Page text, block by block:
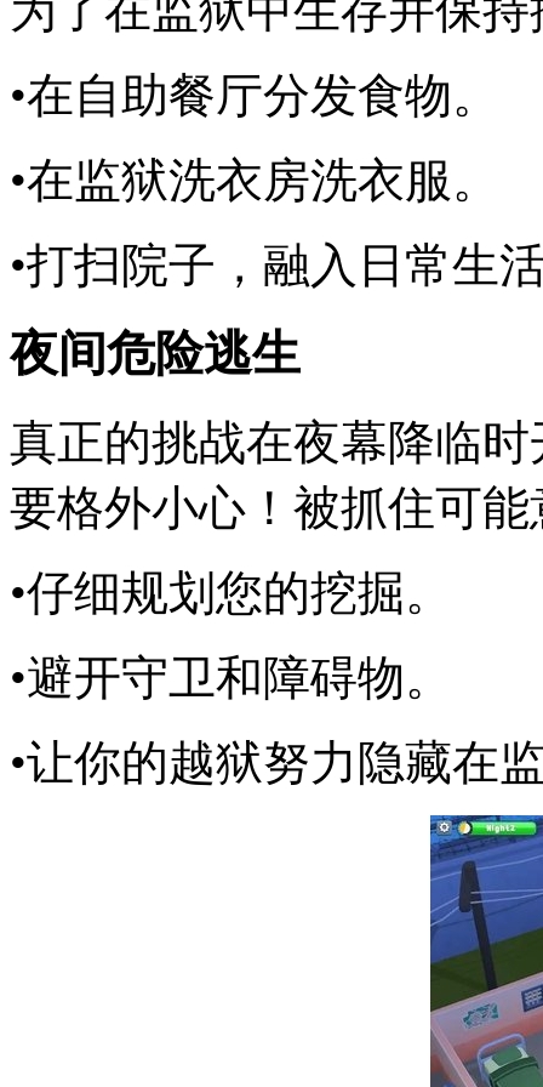
•在自助餐厅分发食物。
•在监狱洗衣房洗衣服。
•打扫院子，融入日常生
夜间危险逃生
真正的挑战在夜幕降临
要格外小心！被抓住可
•仔细规划您的挖掘。
•避开守卫和障碍物。
•让你的越狱努力隐藏在